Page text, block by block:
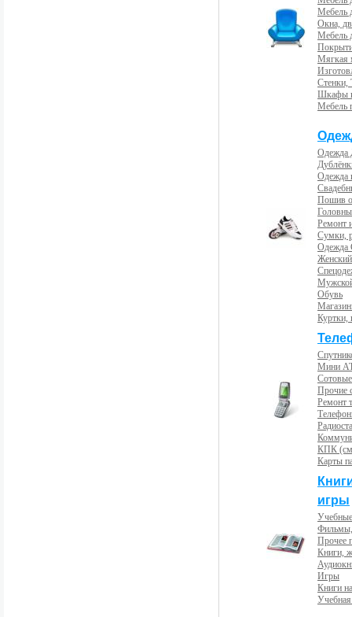
Мебель
Окна,
Мебель
Мягкая
Стенки,
Шкафы
Мебель
Одежда
Одежда
Пошив
Ремонт
Сумки,
Одежда
Обувь
Куртки,
Мини
Прочие
Ремонт
КПК
Карты
игры
Прочее
Книги,
Игры
Книги